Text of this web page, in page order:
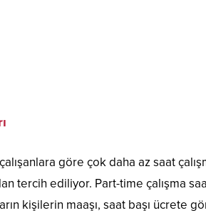
göre çok daha az saat
tercih ediliyor. Part-time çalışma
kişilerin maaşı, saat başı ücrete